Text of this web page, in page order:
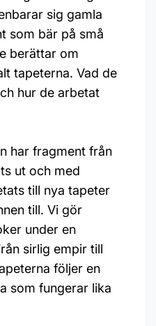
sig gamla
som bär på små
berättar om
tapeterna. Vad de
hur de arbetat
har fragment från
ut och med
till nya tapeter
till. Vi gör
under en
sirlig empir till
följer en
som fungerar lika